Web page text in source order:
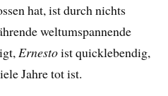
hat, ist durch nichts
weltumspannende
Ernestoist quicklebendig,
Jahre tot ist.